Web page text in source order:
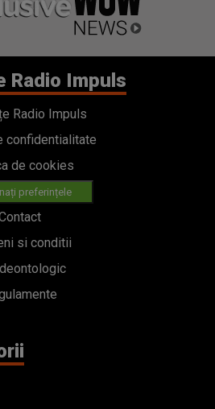
Radio Impuls
Radio Impuls
confidentialitate
de cookies
preferințele
si conditii